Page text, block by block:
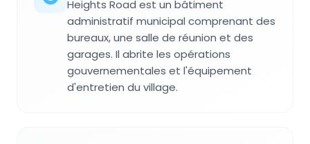
Heights Road est un bâtiment
administratif municipal comprenant des
bureaux, une salle de réunion et des
garages. Il abrite les opérations
gouvernementales et l'équipement
d'entretien du village.